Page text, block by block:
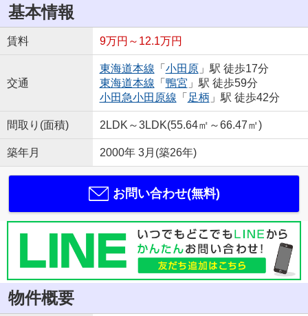
基本情報
賃料 9万円～12.1万円
交通
東海道本線 「 小田原」駅 徒歩17分
東海道本線 「 鴨宮 」駅 徒歩59分
小田急小田原線 「 足柄 」駅 徒歩42分
間取り(面積) 2LDK～3LDK(55.64㎡～66.47㎡)
築年月 2000年 3月(築26年)
お問い合わせ(無料)
物件概要